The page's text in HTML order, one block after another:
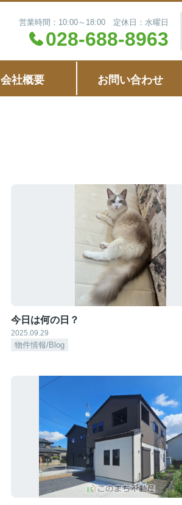
営業時間：10:00～18:00 定休日：水曜日
028-688-8963
会社概要 お問い合わせ
今日は何の日？
2025.09.29
物件情報/Blog